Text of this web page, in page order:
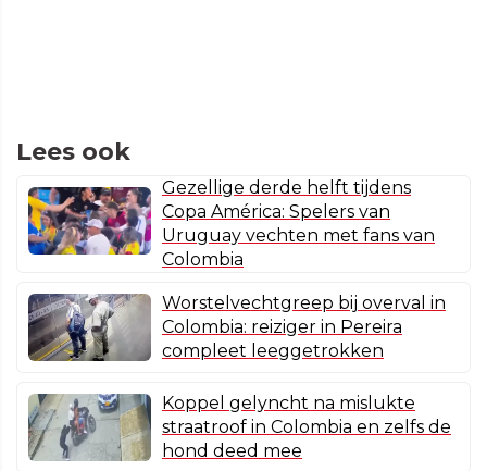
Lees ook
Gezellige derde helft tijdens
Copa América: Spelers van
Uruguay vechten met fans van
Colombia
Worstelvechtgreep bij overval in
Colombia: reiziger in Pereira
compleet leeggetrokken
Koppel gelyncht na mislukte
straatroof in Colombia en zelfs de
hond deed mee